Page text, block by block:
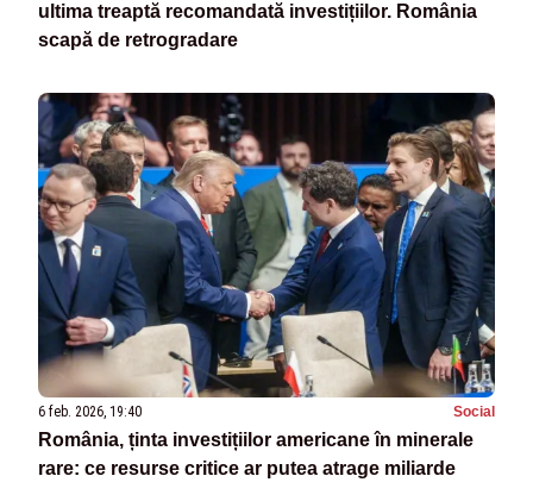
ultima treaptă recomandată investițiilor. România
scapă de retrogradare
6 feb. 2026, 19:40 Social
România, ținta investițiilor americane în minerale
rare: ce resurse critice ar putea atrage miliarde